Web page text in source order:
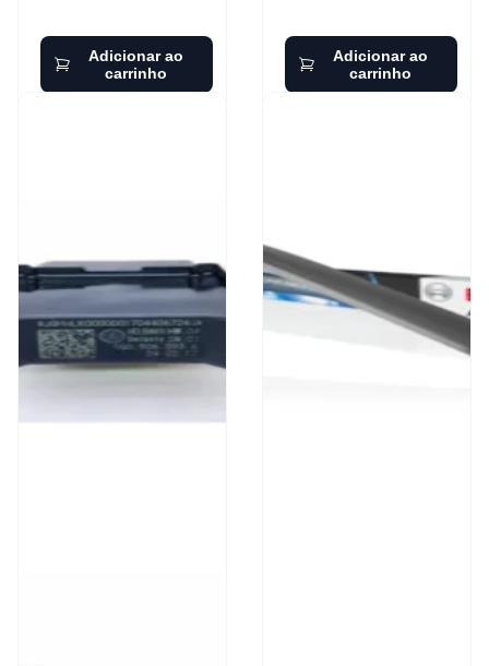
Adicionar ao
carrinho
Adicionar ao
carrinho